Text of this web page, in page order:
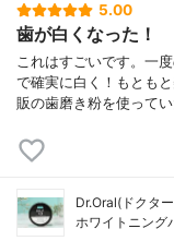
5.00
歯が白くなった！
これはすごいです。一
で確実に白く！もとも
販の歯磨き粉を使って
Dr.Oral(ドクタ
ホワイトニング